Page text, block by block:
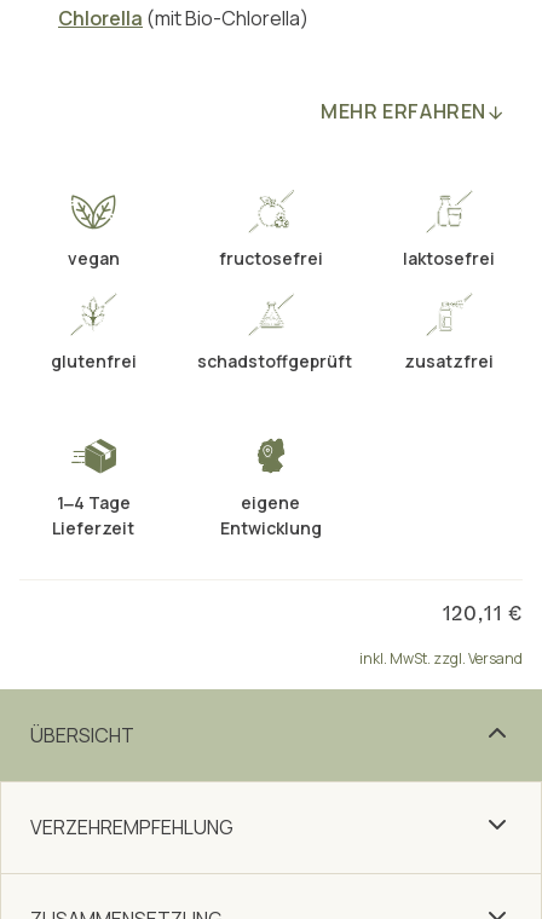
Chlorella (mit Bio-Chlorella)
MEHR ERFAHREN
vegan fructosefrei laktosefrei
glutenfrei schadstoffgeprüft zusatzfrei
1‒4 Tage
Lieferzeit
eigene
Entwicklung
120,11 €
inkl. MwSt. zzgl. Versand
ÜBERSICHT
VERZEHREMPFEHLUNG